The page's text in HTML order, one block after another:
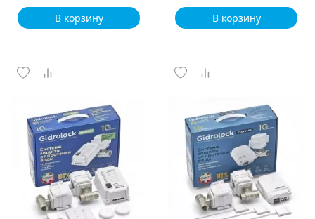
В корзину В корзину